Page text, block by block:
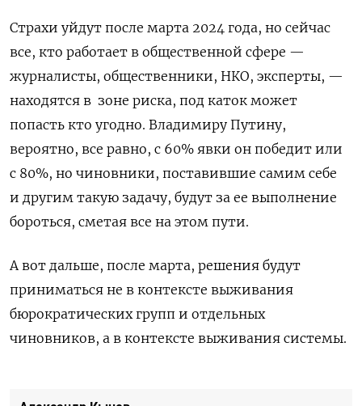
Страхи уйдут после марта 2024 года, но сейчас
все, кто работает в общественной сфере —
журналисты, общественники, НКО, эксперты, —
находятся в зоне риска, под каток может
попасть кто угодно. Владимиру Путину,
вероятно, все равно, с 60% явки он победит или
с 80%, но чиновники, поставившие самим себе
и другим такую задачу, будут за ее выполнение
бороться, сметая все на этом пути.
А вот дальше, после марта, решения будут
приниматься не в контексте выживания
бюрократических групп и отдельных
чиновников, а в контексте выживания системы.